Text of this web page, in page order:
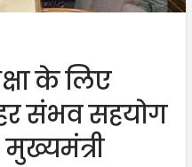
के लिए
संभव सहयोग
मुख्यमंत्री